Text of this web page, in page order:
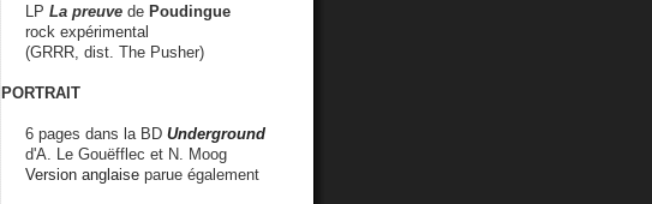
LP La preuve de Poudingue
rock expérimental
(GRRR, dist. The Pusher)
PORTRAIT
6 pages dans la BD Underground
d'A. Le Gouëfflec et N. Moog
Version anglaise parue également